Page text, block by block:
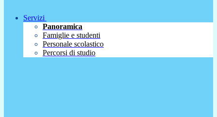
Servizi
Panoramica
Famiglie e studenti
Personale scolastico
Percorsi di studio